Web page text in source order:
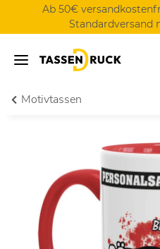
Ab 50€
Standardversand
Motivtassen